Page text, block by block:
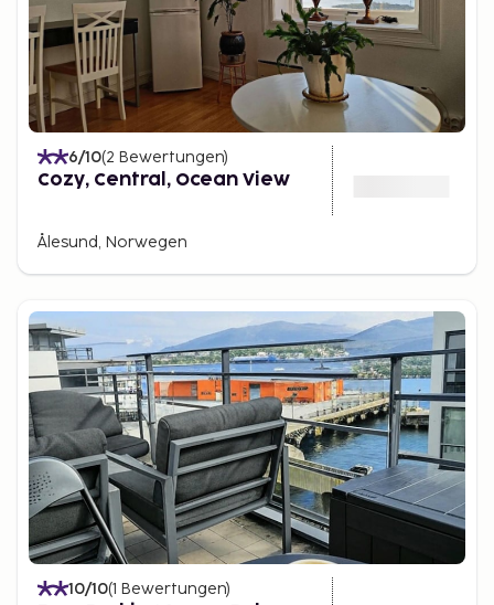
6/10(2 Bewertungen)
Cozy, Central, Ocean View
Ålesund, Norwegen
10/10(1 Bewertungen)